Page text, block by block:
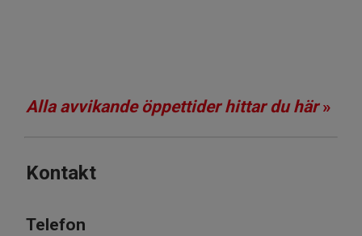
​​​​​​​Alla avvikande öppettider hittar du här»​​​​
Kontakt
Telefon